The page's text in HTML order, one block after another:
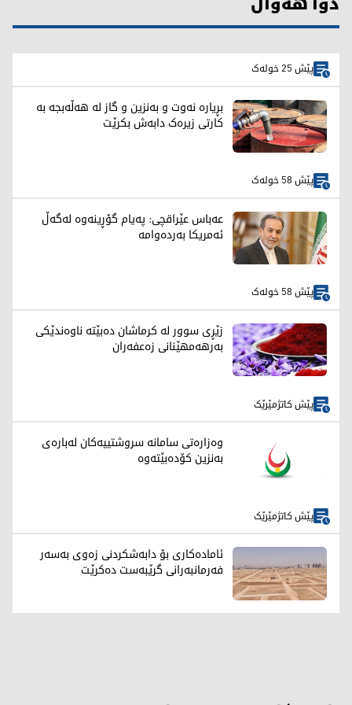
پێش 25 خولەک
بڕیارە نەوت و بەنزین و گاز لە هەڵەبجە بە
کارتی زیرەک دابەش بکرێت
پێش 58 خولەک
عەباس عێراقچی: پەیام گۆڕینەوە لەگەڵ
ئەمریکا بەردەوامە
پێش 58 خولەک
زێڕی سوور لە کرماشان دەبێتە ناوەندێکی
بەرهەمهێنانی زەعفەران
پێش کاتژمێرێک
وەزارەتی سامانە سروشتییەکان لەبارەی
بەنزین کۆدەبێتەوە
پێش کاتژمێرێک
ئامادەکاری بۆ دابەشکردنی زەوی بەسەر
فەرمانبەرانی گرێبەست دەکرێت